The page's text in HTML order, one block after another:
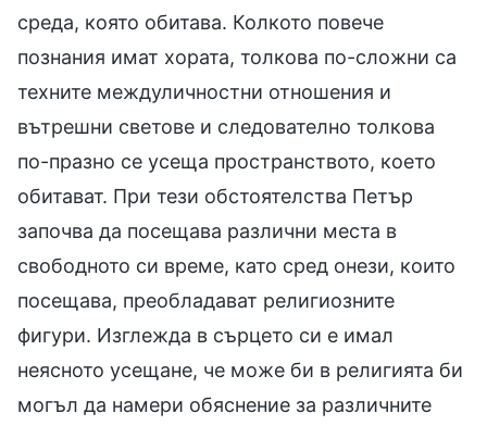
среда, която обитава. Колкото повече
познания имат хората, толкова по-сложни са
техните междуличностни отношения и
вътрешни светове и следователно толкова
по-празно се усеща пространството, което
обитават. При тези обстоятелства Петър
започва да посещава различни места в
свободното си време, като сред онези, които
посещава, преобладават религиозните
фигури. Изглежда в сърцето си е имал
неясното усещане, че може би в религията би
могъл да намери обяснение за различните